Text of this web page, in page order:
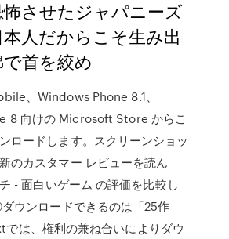
させたジャパニーズ
人だからこそ生み出
首を絞め
、Windows Phone 8.1、
8 向けの Microsoft Store からこ
ロードします。スクリーンショッ
のカスタマー レビューを読ん
- 面白いゲーム の評価を比較し
ウンロードできるのは「25作
は、権利の兼ね合いによりダウ